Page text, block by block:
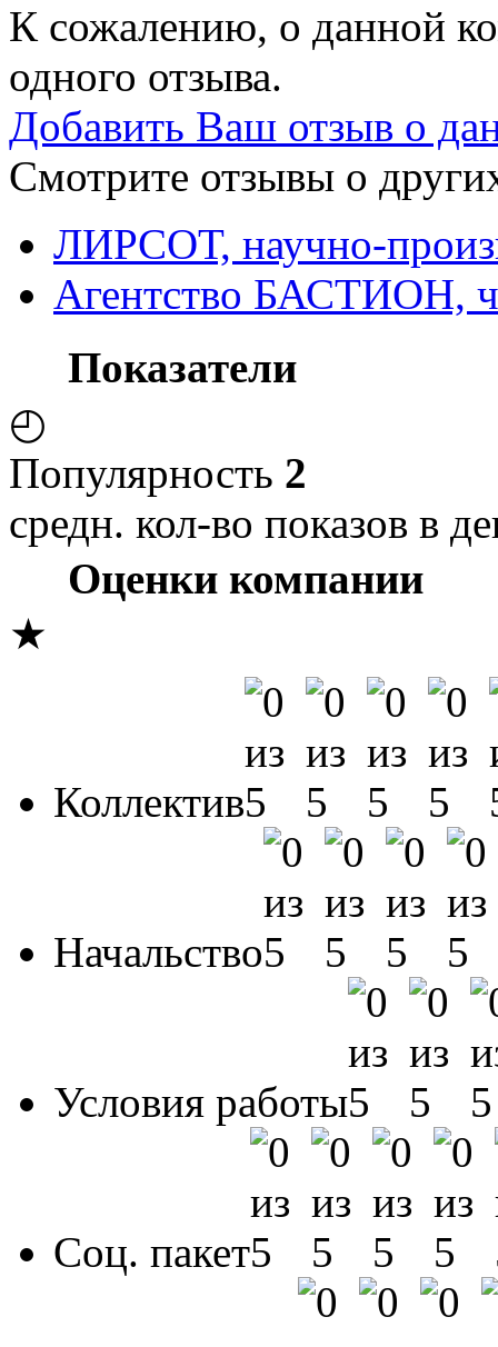
К сожалению, о данной
одного отзыва.
Добавить Ваш отзыв о
Смотрите отзывы о
ЛИРСОТ, научно-
Агентство БАСТИОН,
Показатели
◴
Популярность 2
средн. кол-во показов в
Оценки компании
★
Коллектив
Начальство
Условия работы
Соц. пакет